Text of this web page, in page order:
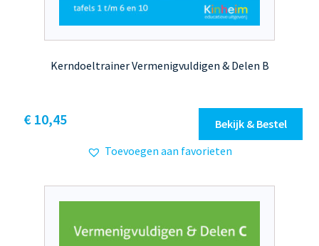
Kerndoeltrainer Vermenigvuldigen & Delen B
€ 10,45 Bekijk & Bestel
heeft
variaties.
Deze
optie
kan
Toevoegen aan favorieten